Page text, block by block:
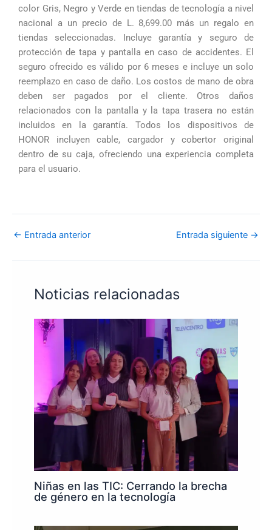
color Gris, Negro y Verde en tiendas de tecnología a nivel
nacional a un precio de L. 8,699.00 más un regalo en
tiendas seleccionadas. Incluye garantía y seguro de
protección de tapa y pantalla en caso de accidentes. El
seguro ofrecido es válido por 6 meses e incluye un solo
reemplazo en caso de daño. Los costos de mano de obra
deben ser pagados por el cliente. Otros daños
relacionados con la pantalla y la tapa trasera no están
incluidos en la garantía. Todos los dispositivos de
HONOR incluyen cable, cargador y cobertor original
dentro de su caja, ofreciendo una experiencia completa
para el usuario.
← Entrada anterior Entrada siguiente →
Noticias relacionadas
Niñas en las TIC: Cerrando la brecha
de género en la tecnología